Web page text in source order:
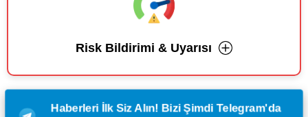
Risk Bildirimi & Uyarısı
Haberleri İlk Siz Alın! Bizi Şimdi Telegram'da